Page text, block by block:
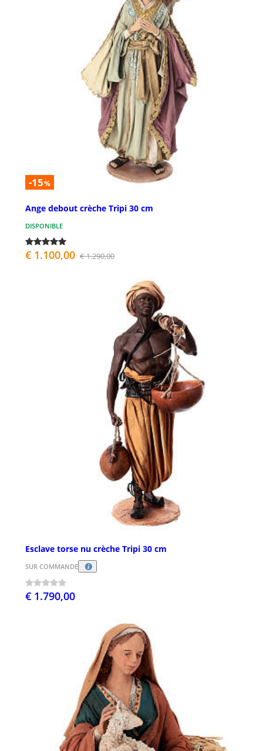
-15%
Ange debout crèche Tripi 30 cm
DISPONIBLE
€ 1.100,00 € 1.290,00
Esclave torse nu crèche Tripi 30 cm
SUR COMMANDE
€ 1.790,00